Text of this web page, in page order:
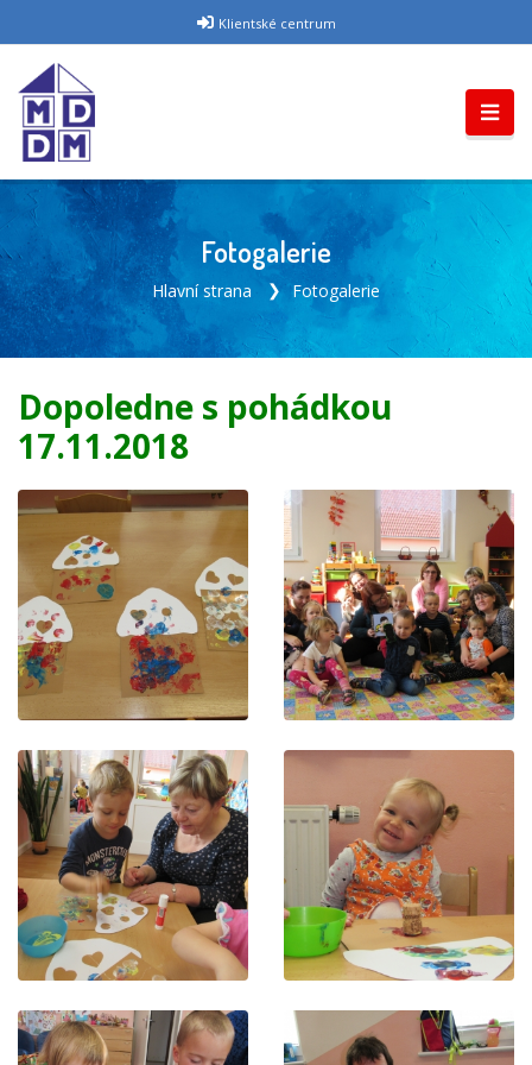
Klientské centrum
Fotogalerie
Hlavní strana Fotogalerie
Dopoledne s pohádkou
17.11.2018